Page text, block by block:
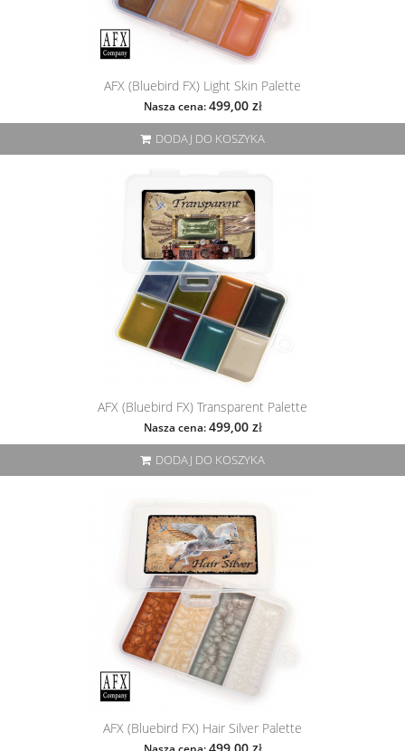
AFX (Bluebird FX) Light Skin Palette
Nasza cena: 499,00 zł
DODAJ DO KOSZYKA
AFX (Bluebird FX) Transparent Palette
Nasza cena: 499,00 zł
DODAJ DO KOSZYKA
AFX (Bluebird FX) Hair Silver Palette